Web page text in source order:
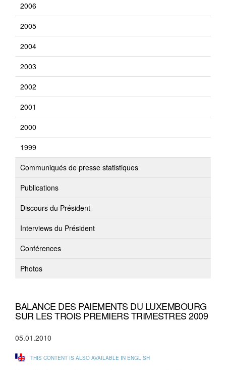
2006
2005
2004
2003
2002
2001
2000
1999
Communiqués de presse statistiques
Publications
Discours du Président
Interviews du Président
Conférences
Photos
BALANCE DES PAIEMENTS DU LUXEMBOURG
SUR LES TROIS PREMIERS TRIMESTRES 2009
05.01.2010
THIS CONTENT IS ALSO AVAILABLE IN ENGLISH